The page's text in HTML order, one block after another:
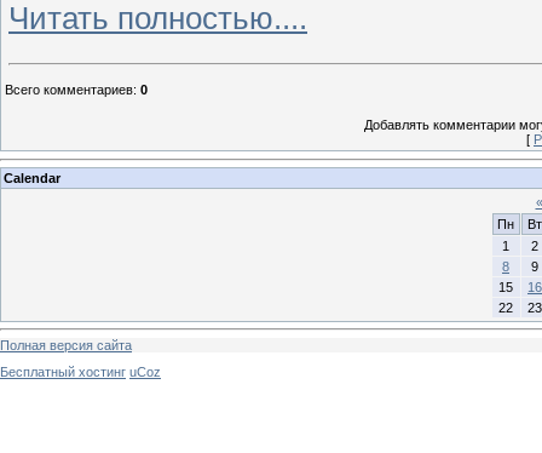
Читать полностью....
Всего комментариев: 0
Добавлять комментарии
[
Calendar
«
Пн
Вт
1
2
8
9
15
16
22
23
Полная версия сайта
Бесплатный хостинг uCoz